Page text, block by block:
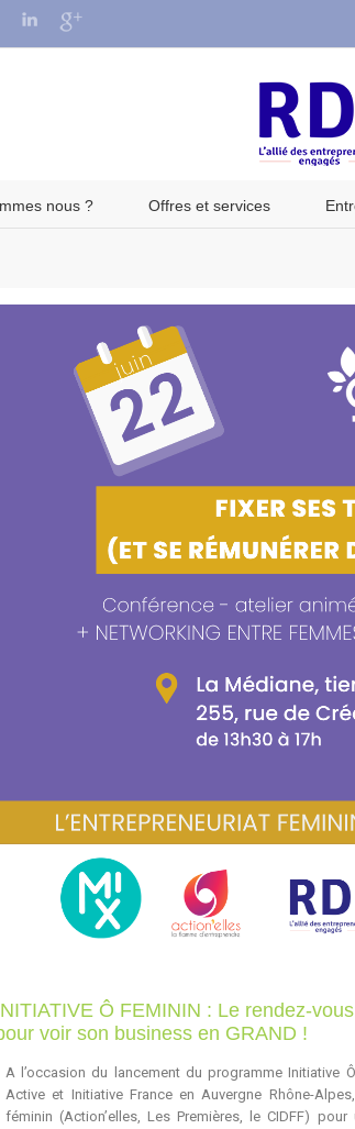
nous ? Offres et services
Ô FEMININ : Le rendez-
voir son business en GRAND !
A l’occasion du lancement du programme Initiative
Active et Initiative France en Auvergne Rhône-
féminin (Action’elles, Les Premières, le CIDFF)